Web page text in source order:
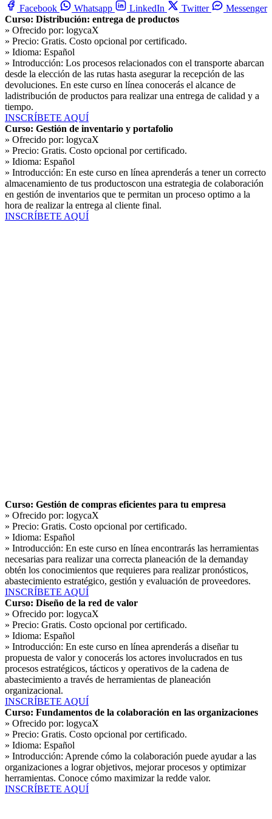
Facebook
Whatsapp LinkedIn Twitter
Messenger
Curso: Distribución: entrega de productos
» Ofrecido por: logycaX
» Precio: Gratis. Costo opcional por certificado.
» Idioma: Español
» Introducción: Los procesos relacionados con el transporte abarcan
desde la elección de las rutas hasta asegurar la recepción de las
devoluciones. En este curso en línea conocerás el alcance de
ladistribución de productos para realizar una entrega de calidad y a
tiempo.
INSCRÍBETE AQUÍ
Curso: Gestión de inventario y portafolio
» Ofrecido por: logycaX
» Precio: Gratis. Costo opcional por certificado.
» Idioma: Español
» Introducción: En este curso en línea aprenderás a tener un correcto
almacenamiento de tus productoscon una estrategia de colaboración
en gestión de inventarios que te permitan un proceso optimo a la
hora de realizar la entrega al cliente final.
INSCRÍBETE AQUÍ
Curso: Gestión de compras eficientes para tu empresa
» Ofrecido por: logycaX
» Precio: Gratis. Costo opcional por certificado.
» Idioma: Español
» Introducción: En este curso en línea encontrarás las herramientas
necesarias para realizar una correcta planeación de la demanday
obtén los conocimientos que requieres para realizar pronósticos,
abastecimiento estratégico, gestión y evaluación de proveedores.
INSCRÍBETE AQUÍ
Curso: Diseño de la red de valor
» Ofrecido por: logycaX
» Precio: Gratis. Costo opcional por certificado.
» Idioma: Español
» Introducción: En este curso en línea aprenderás a diseñar tu
propuesta de valor y conocerás los actores involucrados en tus
procesos estratégicos, tácticos y operativos de la cadena de
abastecimiento a través de herramientas de planeación
organizacional.
INSCRÍBETE AQUÍ
Curso: Fundamentos de la colaboración en las organizaciones
» Ofrecido por: logycaX
» Precio: Gratis. Costo opcional por certificado.
» Idioma: Español
» Introducción: Aprende cómo la colaboración puede ayudar a las
organizaciones a lograr objetivos, mejorar procesos y optimizar
herramientas. Conoce cómo maximizar la redde valor.
INSCRÍBETE AQUÍ